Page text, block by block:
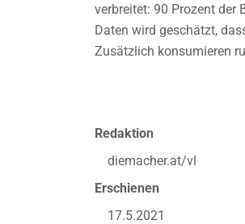
verbreitet: 90 Prozent der
Daten wird geschätzt,
Zusätzlich konsumieren
Redaktion
diemacher.at/vl
Erschienen
17.5.2021